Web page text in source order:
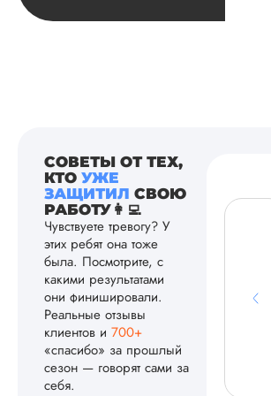
СОВЕТЫ ОТ ТЕХ,
КТО УЖЕ
ЗАЩИТИЛ СВОЮ
РАБОТУ👩‍💻
Чувствуете тревогу? У
этих ребят она тоже
была. Посмотрите, с
какими результатами
они финишировали.
Реальные отзывы
клиентов и 700+
«спасибо» за прошлый
сезон — говорят сами за
себя.